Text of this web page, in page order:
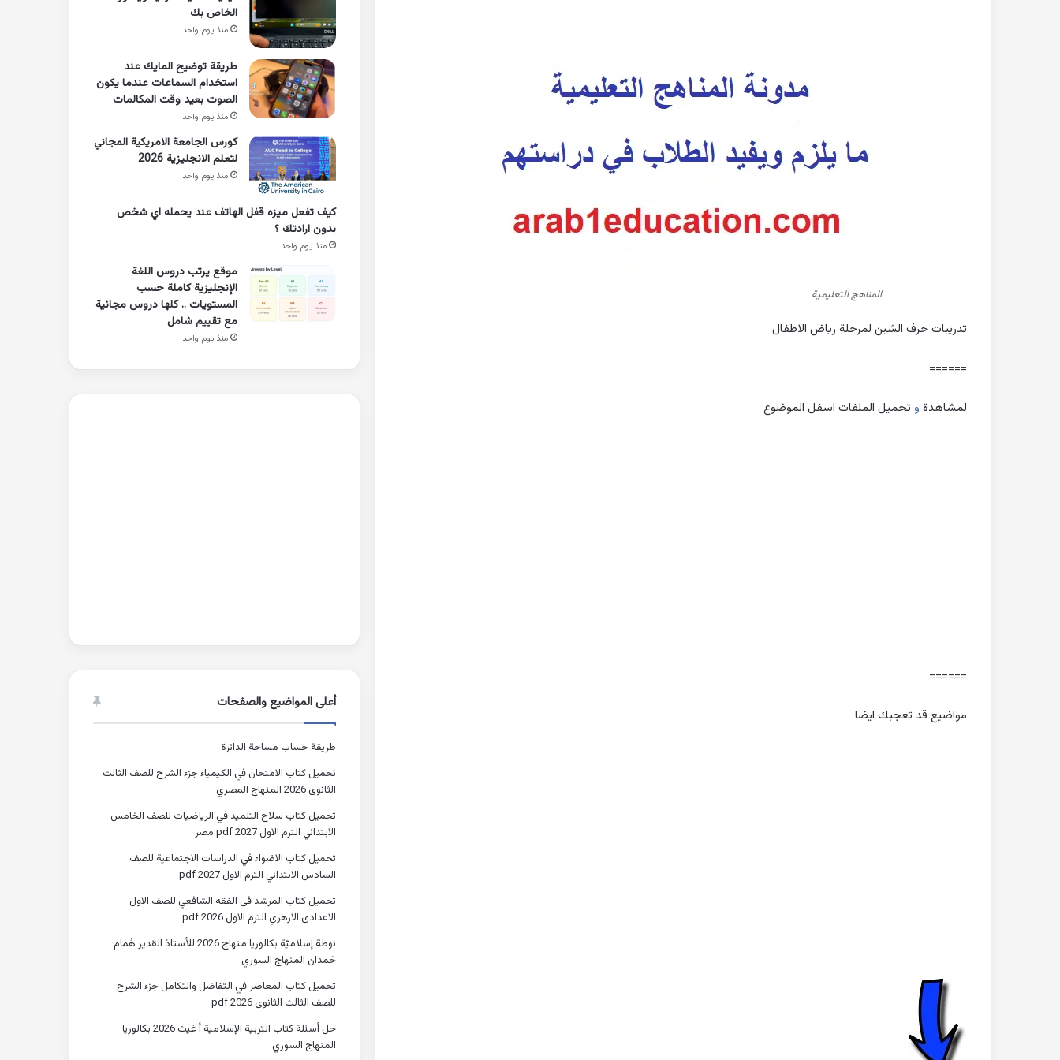
المناهج التعليمية
تدريبات حرف الشين لمرحلة رياض الاطفال
======
لمشاهدة و تحميل الملفات اسفل الموضوع
======
مواضيع قد تعجبك ايضا
الخاص بك
منذ يوم واحد
طريقة توضيح المايك عند
استخدام السماعات عندما يكون
الصوت بعيد وقت المكالمات
منذ يوم واحد
كورس الجامعة الامريكية المجاني
لتعلم الانجليزية 2026
منذ يوم واحد
كيف تفعل ميزه قفل الهاتف عند يحمله اي شخص
بدون ارادتك ؟
منذ يوم واحد
موقع يرتب دروس اللغة
الإنجليزية كاملة حسب
المستويات .. كلها دروس مجانية
مع تقييم شامل
منذ يوم واحد
أعلى المواضيع والصفحات
طريقة حساب مساحة الدائرة
تحميل كتاب الامتحان في الكيمياء جزء الشرح للصف الثالث
الثانوى 2026 المنهاج المصري
تحميل كتاب سلاح التلميذ في الرياضيات للصف الخامس
الابتدائي الترم الاول 2027 pdf مصر
تحميل كتاب الاضواء في الدراسات الاجتماعية للصف
السادس الابتدائي الترم الاول 2027 pdf
تحميل كتاب المرشد فى الفقه الشافعي للصف الاول
الاعدادى الازهري الترم الاول 2026 pdf
نوطة إسلاميّة بكالوريا منهاج 2026 للأستاذ القدير هُمام
حَمدان المنهاج السوري
تحميل كتاب المعاصر في التفاضل والتكامل جزء الشرح
للصف الثالث الثانوى 2026 pdf
حل أسئلة كتاب التربية الإسلامية أ غيث 2026 بكالوريا
المنهاج السوري